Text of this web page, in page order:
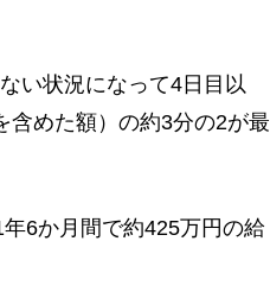
い状況になって4日目以
含めた額）の約3分の2が最
6か月間で約425万円の給